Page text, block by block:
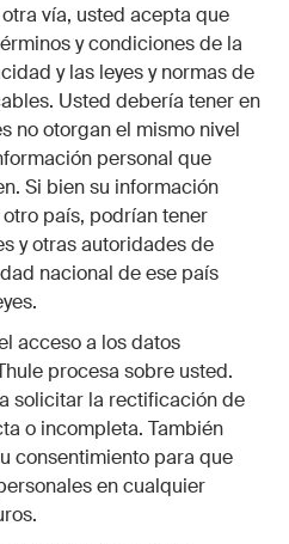
vía, usted acepta que
y condiciones de la
y las leyes y normas de
Usted debería tener en
no otorgan el mismo nivel
personal que
Si bien su información
país, podrían tener
y otras autoridades de
nacional de ese país
acceso a los datos
procesa sobre usted.
solicitar la rectificación de
o incompleta. También
consentimiento para que
en cualquier